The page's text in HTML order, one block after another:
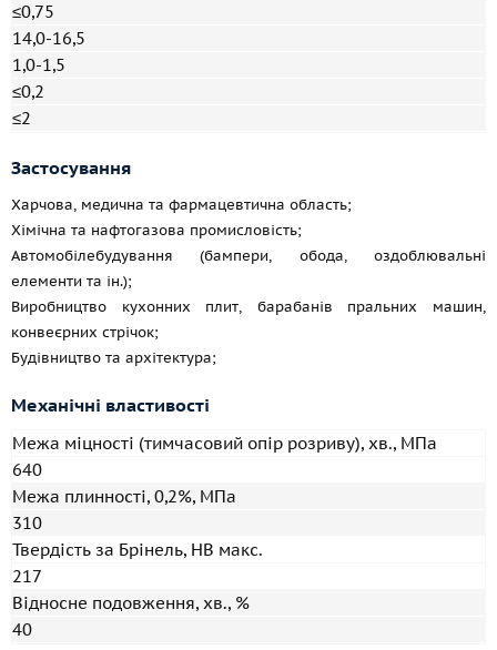
≤0,75
14,0-16,5
1,0-1,5
≤0,2
≤2
Застосування
Харчова, медична та фармацевтична область;
Хімічна та нафтогазова промисловість;
Автомобілебудування (бампери, обода, оздоблювальні
елементи та ін.);
Виробництво кухонних плит, барабанів пральних машин,
конвеєрних стрічок;
Будівництво та архітектура;
Механічні властивості
Межа міцності (тимчасовий опір розриву), хв., МПа
640
Межа плинності, 0,2%, МПа
310
Твердість за Брінель, HB макс.
217
Відносне подовження, хв., %
40